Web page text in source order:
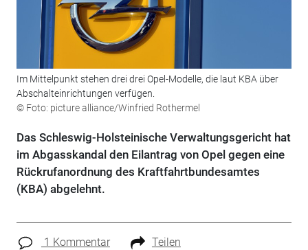
Im Mittelpunkt stehen drei drei Opel-Modelle, die laut KBA über
Abschalteinrichtungen verfügen.
© Foto: picture alliance/Winfried Rothermel
Das Schleswig-Holsteinische Verwaltungsgericht hat
im Abgasskandal den Eilantrag von Opel gegen eine
Rückrufanordnung des Kraftfahrtbundesamtes
(KBA) abgelehnt.
1 Kommentar Teilen